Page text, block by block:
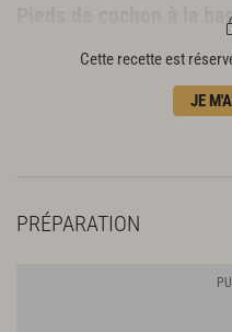
Pieds de cochon à la
500 g de pieds de cochons
50 g de vinaigre de guindillas (ou
1 c. à c. rase de piment
Cette recette est
JE
PRÉPARATION